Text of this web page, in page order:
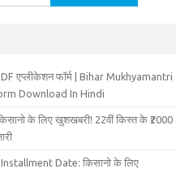
PDF एप्लीकेशन फॉर्म | Bihar Mukhyamantri
Download In Hindi
के लिए खुशखबरी! 22वीं किस्त के ₹2000
Date: किसानो के लिए